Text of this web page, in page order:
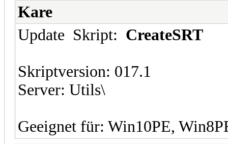
Kare
Update Skript: CreateSRT
Skriptversion: 017.1
Server: Utils\
Geeignet für: Win10PE,